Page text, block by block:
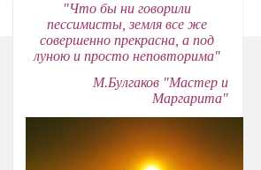
"Что бы ни говорили
пессимисты, земля все же
совершенно прекрасна, а под
луною и просто неповторима"
М.Булгаков "Мастер и
Маргарита"